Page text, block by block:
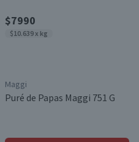
$7990
$10.639 x kg
Maggi
Puré de Papas Maggi 751 G